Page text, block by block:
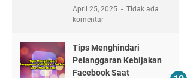
April 25, 2025
Tidak ada
komentar
Tips Menghindari
Pelanggaran Kebijakan
Facebook Saat